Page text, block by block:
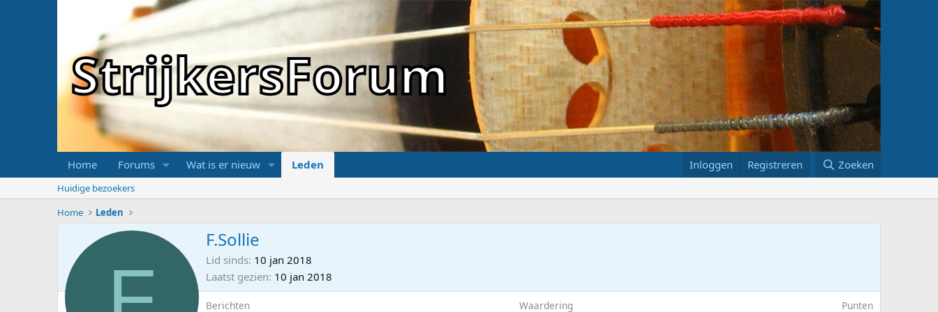
StrijkersForum
Home Forums Wat is er nieuw Leden Inloggen Registreren Zoeken
Huidige bezoekers
Home
Leden
F.Sollie
Lid sinds 10 jan 2018
Laatst gezien 10 jan 2018
Berichten Waardering Punten